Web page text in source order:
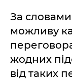
За
можливу
жодних
від таких